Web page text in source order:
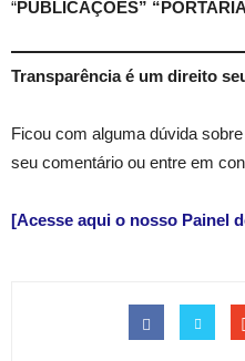
“PUBLICAÇÕES”
Transparência é um direito
Ficou com alguma dúvida
seu comentário ou entre em
[Acesse aqui o nosso Painel